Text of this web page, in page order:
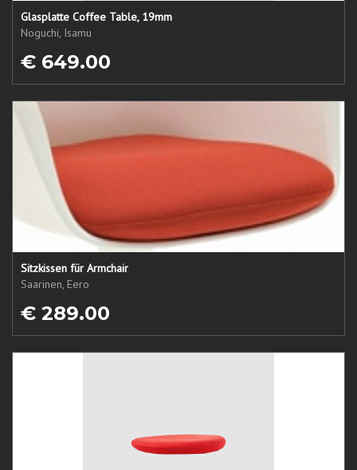
Glasplatte Coffee Table, 19mm
Noguchi, Isamu
€ 649.00
Sitzkissen für Armchair
Saarinen, Eero
€ 289.00